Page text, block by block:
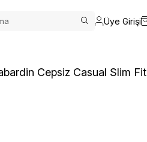
Üye Girişi
Cepsiz Casual Slim Fit